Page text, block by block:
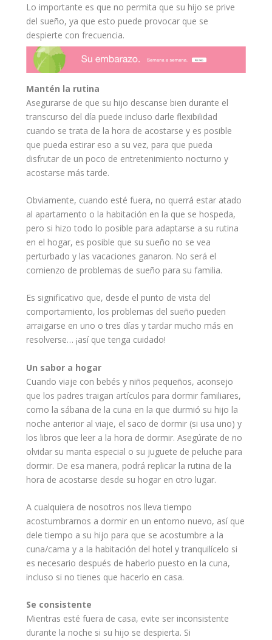
Lo importante es que no permita que su hijo se prive
del sueño, ya que esto puede provocar que se
despierte con frecuencia.
Mantén la rutina
Asegurarse de que su hijo descanse bien durante el
transcurso del día puede incluso darle flexibilidad
cuando se trata de la hora de acostarse y es posible
que pueda estirar eso a su vez, para que pueda
disfrutar de un poco de entretenimiento nocturno y
acostarse más tarde.
Obviamente, cuando esté fuera, no querrá estar atado
al apartamento o la habitación en la que se hospeda,
pero si hizo todo lo posible para adaptarse a su rutina
en el hogar, es posible que su sueño no se vea
perturbado y las vacaciones ganaron. No será el
comienzo de problemas de sueño para su familia.
Es significativo que, desde el punto de vista del
comportamiento, los problemas del sueño pueden
arraigarse en uno o tres días y tardar mucho más en
resolverse… ¡así que tenga cuidado!
Un sabor a hogar
Cuando viaje con bebés y niños pequeños, aconsejo
que los padres traigan artículos para dormir familiares,
como la sábana de la cuna en la que durmió su hijo la
noche anterior al viaje, el saco de dormir (si usa uno) y
los libros que leer a la hora de dormir. Asegúrate de no
olvidar su manta especial o su juguete de peluche para
dormir. De esa manera, podrá replicar la rutina de la
hora de acostarse desde su hogar en otro lugar.
A cualquiera de nosotros nos lleva tiempo
acostumbrarnos a dormir en un entorno nuevo, así que
dele tiempo a su hijo para que se acostumbre a la
cuna/cama y a la habitación del hotel y tranquilícelo si
es necesario después de haberlo puesto en la cuna,
incluso si no tienes que hacerlo en casa.
Se consistente
Mientras esté fuera de casa, evite ser inconsistente
durante la noche si su hijo se despierta. Si